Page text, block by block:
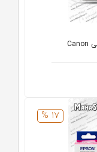
17 %